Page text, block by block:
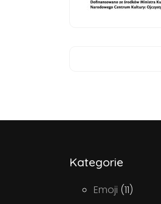
Kategorie
Emoji (11)